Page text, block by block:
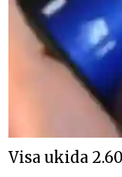
Visa ukida